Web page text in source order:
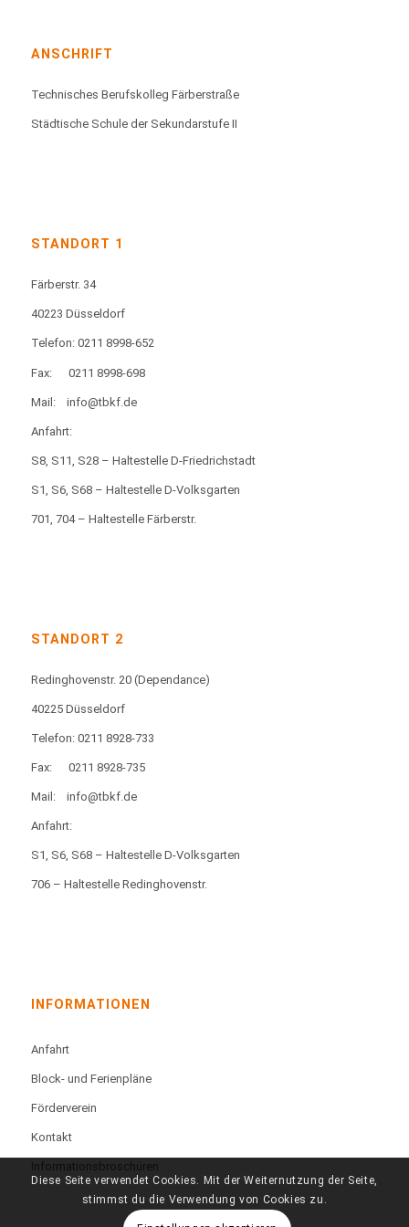
ANSCHRIFT
Technisches Berufskolleg Färberstraße
Städtische Schule der Sekundarstufe II
STANDORT 1
Färberstr. 34
40223 Düsseldorf
Telefon: 0211 8998-652
Fax: 0211 8998-698
Mail: info@tbkf.de
Anfahrt:
S8, S11, S28 – Haltestelle D-Friedrichstadt
S1, S6, S68 – Haltestelle D-Volksgarten
701, 704 – Haltestelle Färberstr.
STANDORT 2
Redinghovenstr. 20 (Dependance)
40225 Düsseldorf
Telefon: 0211 8928-733
Fax: 0211 8928-735
Mail: info@tbkf.de
Anfahrt:
S1, S6, S68 – Haltestelle D-Volksgarten
706 – Haltestelle Redinghovenstr.
INFORMATIONEN
Anfahrt
Block- und Ferienpläne
Förderverein
Kontakt
Informationsbroschüren
Diese Seite verwendet Cookies. Mit der Weiternutzung der Seite,
stimmst du die Verwendung von Cookies zu.